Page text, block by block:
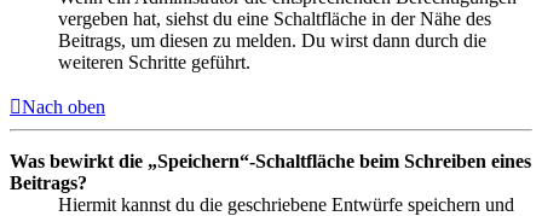
vergeben hat, siehst du eine Schaltfläche in der Nähe des
Beitrags, um diesen zu melden. Du wirst dann durch die
weiteren Schritte geführt.
Nach oben
Was bewirkt die „Speichern“-Schaltfläche beim Schreiben eines
Beitrags?
Hiermit kannst du die geschriebene Entwürfe speichern und